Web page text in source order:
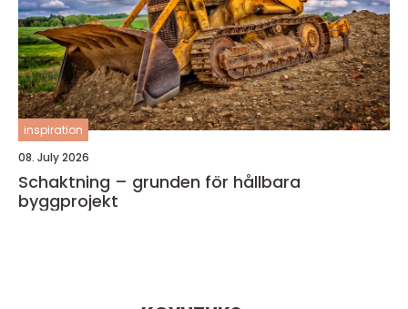
inspiration
08. July 2026
Schaktning – grunden för hållbara
byggprojekt